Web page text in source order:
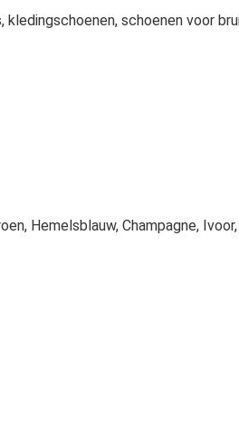
kledingschoenen, schoenen voor
Hemelsblauw, Champagne,